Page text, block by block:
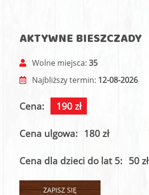
AKTYWNE BIESZCZADY
Wolne miejsca: 35
Najbliższy termin: 12-08-2026
Cena: 190 zł
Cena ulgowa: 180 zł
Cena dla dzieci do lat 5: 50 zł
ZAPISZ SIĘ